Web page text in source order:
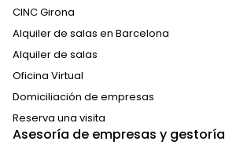
CINC Girona
Alquiler de salas en Barcelona
Alquiler de salas
Oficina Virtual
Domiciliación de empresas
Reserva una visita
Asesoría de empresas y gestoría